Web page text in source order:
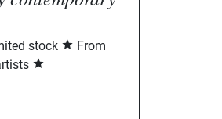
stock
From